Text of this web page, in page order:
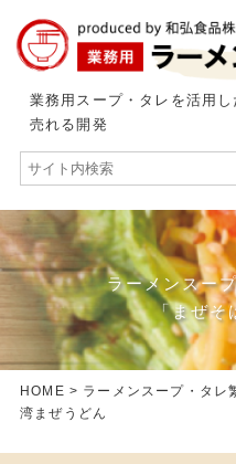
業務用スープ・タレを活用し
売れる開発
ラーメンスー
「まぜそ
HOME > ラーメンスープ・タレ
湾まぜうどん